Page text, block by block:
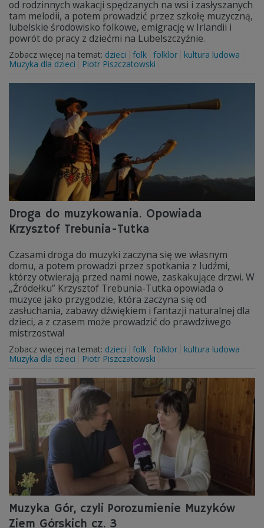
od rodzinnych wakacji spędzanych na wsi i zasłyszanych
tam melodii, a potem prowadzić przez szkołę muzyczną,
lubelskie środowisko folkowe, emigrację w Irlandii i
powrót do pracy z dziećmi na Lubelszczyźnie.
Zobacz więcej na temat: dzieci folk folklor
kultura ludowa
Muzyka dla dzieci
Piotr Piszczatowski
Droga do muzykowania. Opowiada
Krzysztof Trebunia-Tutka
Czasami droga do muzyki zaczyna się we własnym
domu, a potem prowadzi przez spotkania z ludźmi,
którzy otwierają przed nami nowe, zaskakujące drzwi. W
„Źródełku” Krzysztof Trebunia-Tutka opowiada o
muzyce jako przygodzie, która zaczyna się od
zasłuchania, zabawy dźwiękiem i fantazji naturalnej dla
dzieci, a z czasem może prowadzić do prawdziwego
mistrzostwa!
Zobacz więcej na temat: dzieci folk folklor
kultura ludowa
Muzyka dla dzieci
Piotr Piszczatowski
Muzyka Gór, czyli Porozumienie Muzyków
Ziem Górskich cz. 3